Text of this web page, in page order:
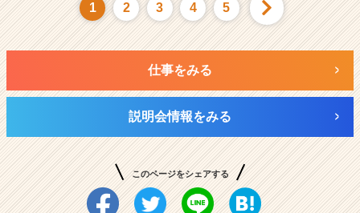
1 2 3 4 5
仕事をみる
説明会情報をみる
このページをシェアする